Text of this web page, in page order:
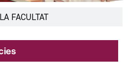
LA FACULTATDesplegar